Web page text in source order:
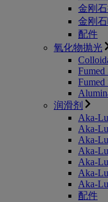
金刚
金刚
配件
氧化物抛光
Fumed
Fumed
润滑剂
Aka-
Aka-
Aka-
Aka-
Aka-
Aka-
Aka-
配件